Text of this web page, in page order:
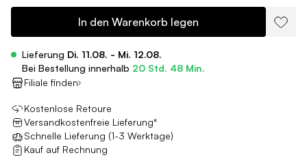
In den Warenkorb legen
Lieferung Di. 11.08. - Mi. 12.08.
Bei Bestellung innerhalb 20 Std. 48 Min.
Filiale finden
Kostenlose Retoure
Versandkostenfreie Lieferung*
Schnelle Lieferung (1-3 Werktage)
Kauf auf Rechnung